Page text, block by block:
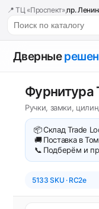
📍 ТЦ «Проспект»,пр.
Дверные
Фурнитура
Ручки, замки,
📦Склад Trade
🚚 Поставка в
📞 Подберём и
5133 SKU · RC2e